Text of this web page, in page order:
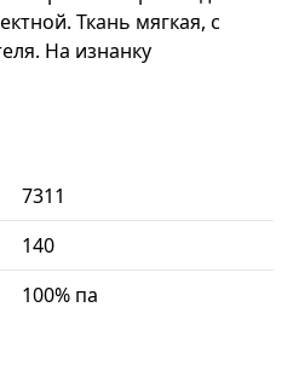
Ткань мягкая, с
На изнанку
7311
140
100% па